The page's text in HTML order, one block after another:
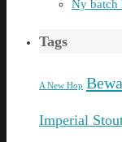
Ny batch
Tags
A New Hop
Imperial